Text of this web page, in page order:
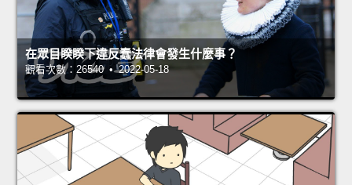
在眾目睽睽下違反蠢法律會發生什麼事？
觀看次數：26540 • 2022-05-18